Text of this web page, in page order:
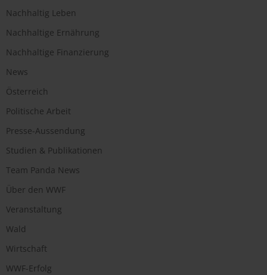
Nachhaltig Leben
Nachhaltige Ernährung
Nachhaltige Finanzierung
News
Österreich
Politische Arbeit
Presse-Aussendung
Studien & Publikationen
Team Panda News
Über den WWF
Veranstaltung
Wald
Wirtschaft
WWF-Erfolg